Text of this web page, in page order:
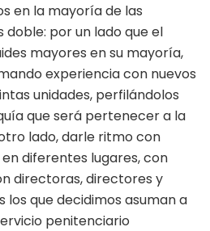
en la mayoría de las
doble: por un lado que el
mayores en su mayoría,
experiencia con nuevos
unidades, perfilándolos
que será pertenecer a la
lado, darle ritmo con
diferentes lugares, con
directoras, directores y
que decidimos asuman a
penitenciario